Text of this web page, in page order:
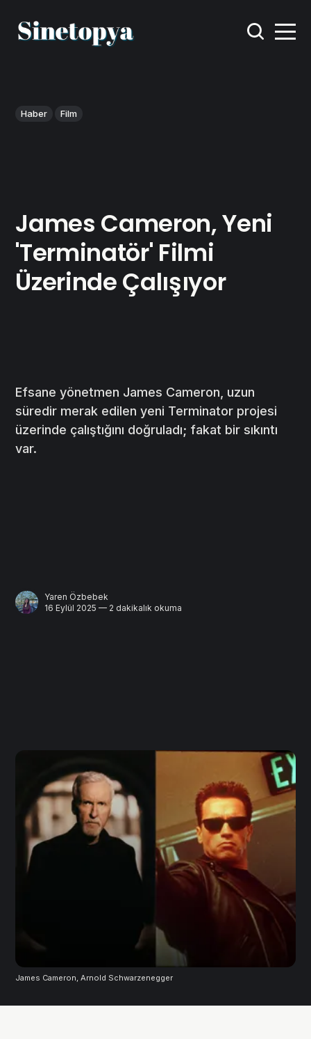
Haber Film
James Cameron, Yeni
'Terminatör' Filmi
Üzerinde Çalışıyor
Efsane yönetmen James Cameron, uzun
süredir merak edilen yeni Terminator projesi
üzerinde çalıştığını doğruladı; fakat bir sıkıntı
var.
Yaren Özbebek
16 Eylül 2025 — 2 dakikalık okuma
James Cameron, Arnold Schwarzenegger